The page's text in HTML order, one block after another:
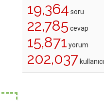
19,364 soru
22,785 cevap
15,871 yorum
202,037 kullanıcı